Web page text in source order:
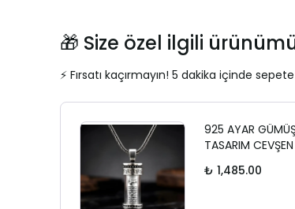
🎁 Size özel ilgili
⚡ Fırsatı kaçırmayın! 5 dakika içinde
925 AYAR
TASARIM
₺ 1,485.00